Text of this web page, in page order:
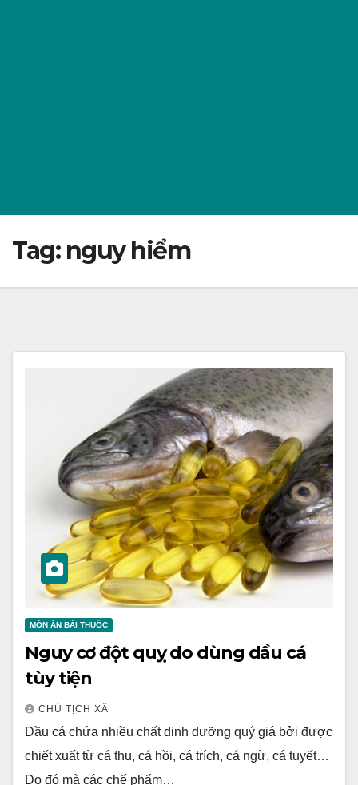
Tag: nguy hiểm
MÓN ĂN BÀI THUỐC
Nguy cơ đột quỵ do dùng dầu cá
tùy tiện
CHỦ TỊCH XÃ
Dầu cá chứa nhiều chất dinh dưỡng quý giá bởi được
chiết xuất từ cá thu, cá hồi, cá trích, cá ngừ, cá tuyết…
Do đó mà các chế phẩm…